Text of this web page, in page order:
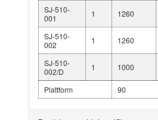
SJ-510-
001
1 1260
SJ-510-
002
1 1260
SJ-510-
002/D
1 1000
Plattform 90